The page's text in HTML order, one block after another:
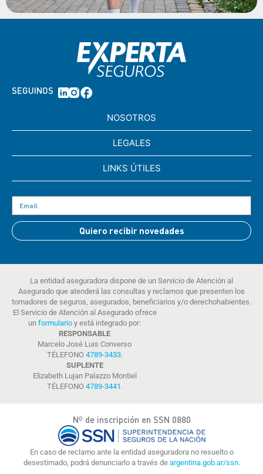
SEGUINOS
NOSOTROS
LEGALES
LINKS ÚTILES
Quiero recibir novedades
La entidad aseguradora dispone de un Servicio de Atención al
Asegurado que atenderá las consultas y reclamos que presenten los
tomadores de seguros, asegurados, beneficiarios y/o derechohabientes.
El Servicio de Atención al Asegurado ofrece
un formulario y está integrado por:
RESPONSABLE
Marcelo José Luis Converso
TÉLEFONO 4789-3433.
SUPLENTE
Elizabeth Lujan Palazzo Montiel
TÉLEFONO 4789-3441 .
Nº de inscripción en SSN 0880
En caso de reclamo ante la entidad aseguradora no resuelto o
desestimado, podrá denunciarlo a través de argentina.gob.ar/ssn.